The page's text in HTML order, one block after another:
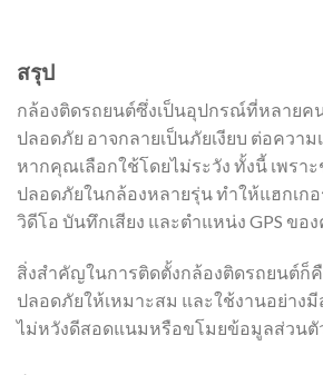
สรุป
กล้องติดรถยนต์ซึ่งเป็นอุปกรณ์ที่หลายค
ปลอดภัย อาจกลายเป็นภัยเงียบ ต่อควา
หากคุณเลือกใช้โดยไม่ระวัง ทั้งนี้ เพรา
ปลอดภัยในกล้องหลายรุ่น ทำให้แฮกเกอ
วิดีโอ บันทึกเสียง และตำแหน่ง GPS ขอ
สิ่งสำคัญในการติดตั้งกล้องติดรถยนต์ก็
ปลอดภัยให้เหมาะสม และใช้งานอย่าง
ไม่หวังดีสอดแนมหรือขโมยข้อมูลส่วน